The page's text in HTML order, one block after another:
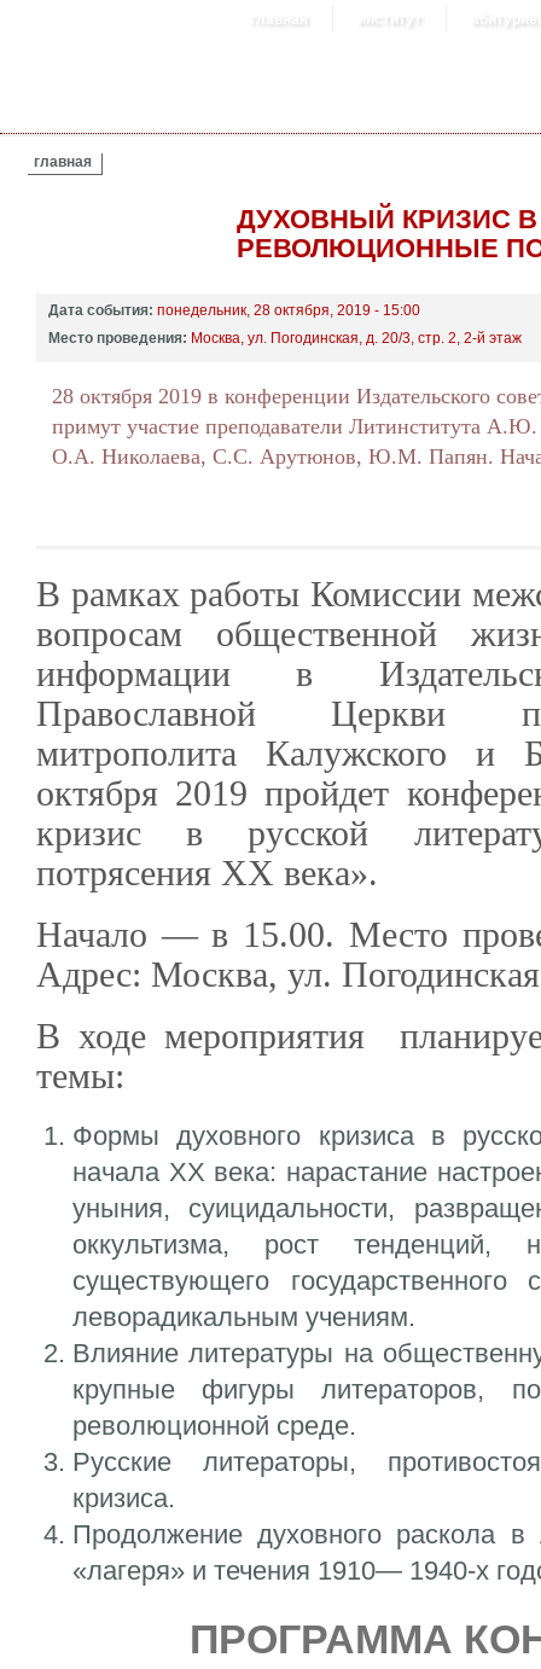
главная институт
ВЫ ЗДЕСЬ
главная
ДУХОВНЫЙ КРИЗИС В
РЕВОЛЮЦИОННЫЕ
Дата события: понедельник, 28 октября, 2019 - 15:00
Место проведения: Москва, ул. Погодинская, д. 20/3, стр. 2, 2-й этаж
28 октября 2019 в конференции Издательского
примут участие преподаватели Литинститута А.Ю.
О.А. Николаева, С.С. Арутюнов, Ю.М. Папян.
В рамках работы Комиссии
вопросам общественной
информации в
Православной Церкви
митрополита Калужского и
октября 2019 пройдет
кризис в русской
потрясения XX века».
Начало — в 15.00. Место
Адрес: Москва, ул.
В ходе мероприятия
темы:
Формы духовного кризиса в
начала XX века: нарастание
уныния, суицидальности,
оккультизма, рост тенденций,
существующего
леворадикальным учениям.
Влияние литературы на
крупные фигуры литераторов,
революционной среде.
Русские литераторы,
кризиса.
Продолжение духовного раскола в
«лагеря» и течения 1910— 1940-х
ПРОГРАММА